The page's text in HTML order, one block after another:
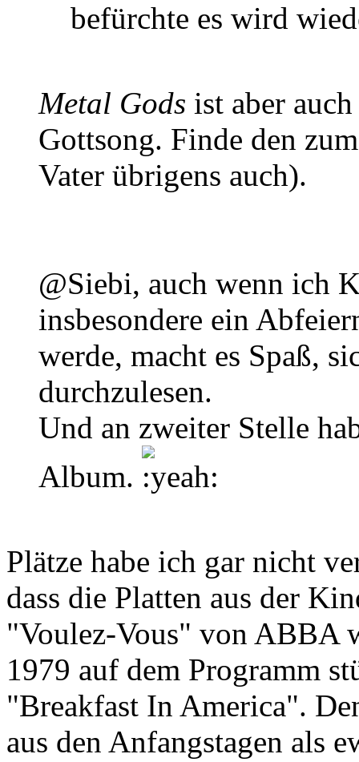
befürchte es wird
Metal Gods ist aber
Gottsong. Finde den
Vater übrigens auch).
@Siebi, auch wenn ich
insbesondere ein
werde, macht es Spaß,
durchzulesen.
Und an zweiter Stelle
Album.
Plätze habe ich gar nicht
dass die Platten aus der
"Voulez-Vous" von ABBA
1979 auf dem Programm
"Breakfast In America".
aus den Anfangstagen als